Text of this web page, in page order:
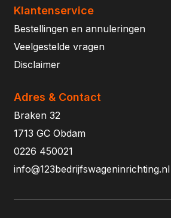
Klantenservice
Bestellingen en annuleringen
Veelgestelde vragen
Disclaimer
Adres & Contact
Braken 32
1713 GC Obdam
0226 450021
info@123bedrijfswageninrichting.nl